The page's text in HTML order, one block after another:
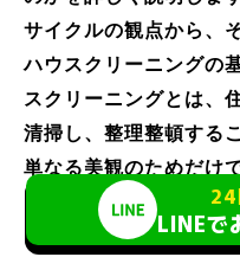
サイクルの観点から、
ハウスクリーニングの
スクリーニングとは、
清掃し、整理整頓する
単なる美観のためだけ
トレス軽減にも大きな
ば、アレルギーの原因
24
LINEで